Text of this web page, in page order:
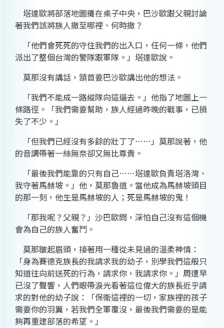
塔達歐將部落地圖攤在桌子中央，巴沙歐跟父親討論
著我們該將族人撤至哪裡、何時撤？
「他們會死死的守住我們的出入口，任何一條，他們
派出了整個台灣的警隊跟軍隊。」塔達歐說。
莫那沒有講話，頷首要巴沙歐講出他的想法。
「我們不能成一路縱隊向這逼去。」他指了地圖上一
條路徑。「我們需要幫助，族人經過昨晚的戰事，已損
失了不少。」
「但我們已經沒有多餘的壯丁了……」莫那說著，他
的音調帶著一絲無奈卻又無比尊貴。
「最後我們能靠的只有自己……塔達歐負責塔洛灣、
我守著馬赫坡。」他，莫那魯道。當他成為馬赫坡頭目
的那一刻，他生是馬赫坡的人；死是馬赫坡的鬼！
「那我呢？父親？」沙巴歐問，深怕自己沒有這個機
會為自己的族人奮鬥。
莫那皺起眉頭，接著用一種從未見過的溫柔神情：
「身為賽德克族長的我請求我的幼子，別學我們這般只
知道往向前送死的行為，請求你，我請求你。」周遭早
已沒了聲響，人們眼帶淚光看著這位偉大的族長近乎請
求的對他的幼子說：「保衛這裡的一切，家族裡的孩子
需要你的羽翼，若我們全軍覆沒，最後我們需要的是能
夠再重建部落的希望。」